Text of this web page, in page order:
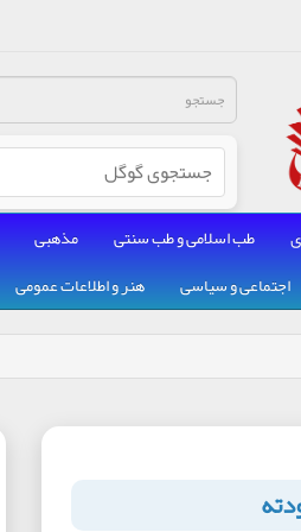
طب اسلامی و طب سنتی مذهبی
اجتماعی و سیاسی هنر و اطلاعات عمومی